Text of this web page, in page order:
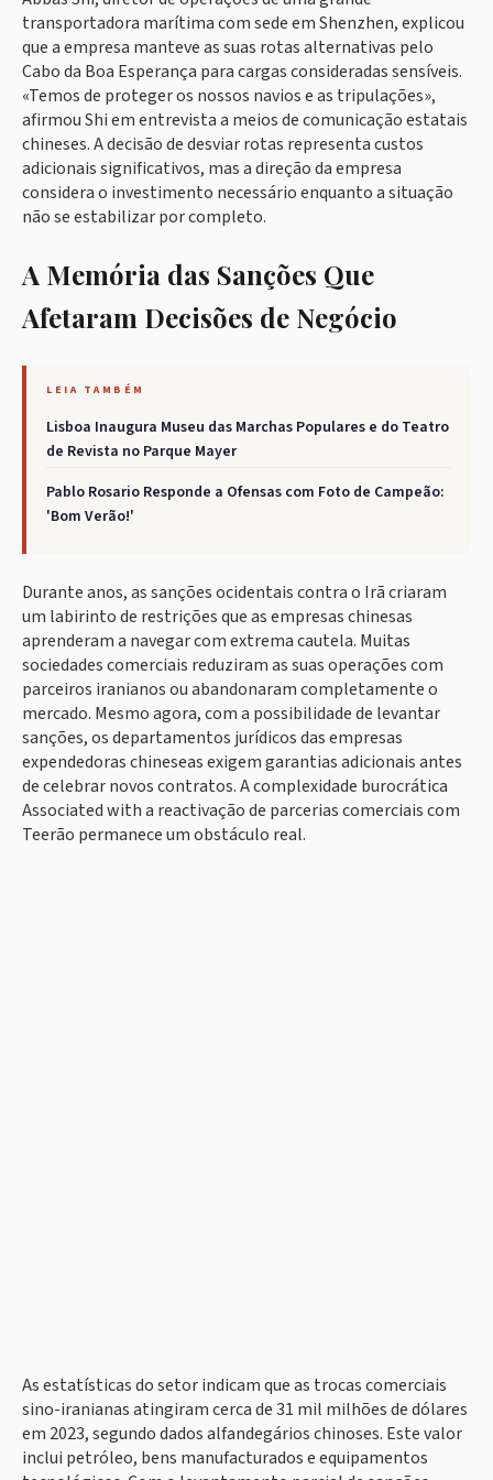
transportadora marítima com sede em Shenzhen, explicou
que a empresa manteve as suas rotas alternativas pelo
Cabo da Boa Esperança para cargas consideradas sensíveis.
«Temos de proteger os nossos navios e as tripulações»,
afirmou Shi em entrevista a meios de comunicação estatais
chineses. A decisão de desviar rotas representa custos
adicionais significativos, mas a direção da empresa
considera o investimento necessário enquanto a situação
não se estabilizar por completo.
A Memória das Sanções Que
Afetaram Decisões de Negócio
LEIA TAMBÉM
Lisboa Inaugura Museu das Marchas Populares e do Teatro
de Revista no Parque Mayer
Pablo Rosario Responde a Ofensas com Foto de Campeão:
'Bom Verão!'
Durante anos, as sanções ocidentais contra o Irã criaram
um labirinto de restrições que as empresas chinesas
aprenderam a navegar com extrema cautela. Muitas
sociedades comerciais reduziram as suas operações com
parceiros iranianos ou abandonaram completamente o
mercado. Mesmo agora, com a possibilidade de levantar
sanções, os departamentos jurídicos das empresas
expendedoras chineseas exigem garantias adicionais antes
de celebrar novos contratos. A complexidade burocrática
Associated with a reactivação de parcerias comerciais com
Teerão permanece um obstáculo real.
As estatísticas do setor indicam que as trocas comerciais
sino-iranianas atingiram cerca de 31 mil milhões de dólares
em 2023, segundo dados alfandegários chinoses. Este valor
inclui petróleo, bens manufacturados e equipamentos